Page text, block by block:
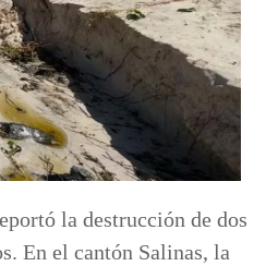
la destrucción de dos
En el cantón Salinas, la